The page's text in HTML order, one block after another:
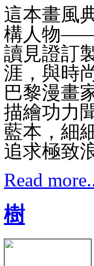
這本畫風
構人物——
讀見證訂
涯，與時
巴黎漫畫
描繪功力
藍本，細
追求極致
Read
樹